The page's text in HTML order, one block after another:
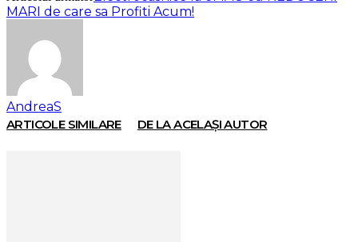
MARI de care sa Profiti Acum!
AndreaS
ARTICOLE SIMILARE
DE LA ACELAȘI AUTOR